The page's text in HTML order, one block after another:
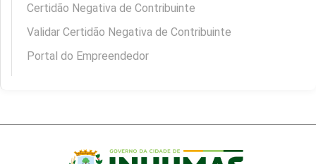
Certidão Negativa de Contribuinte
Validar Certidão Negativa de Contribuinte
Portal do Empreendedor